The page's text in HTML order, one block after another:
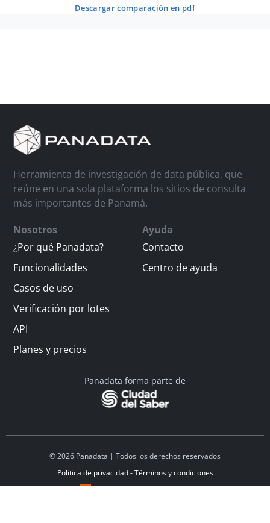
descargar comparación en pdf
Herramienta de investigación de data pública, que
reúne en una sola plataforma los sitios de consulta
más importantes de Panamá.
Nosotros
¿Por qué Panadata?
Funcionalidades
Casos de uso
Verificación por lotes
API
Planes y precios
Ayuda
Contacto
Centro de ayuda
Panadata forma parte de
© 2026 Panadata | Todos los derechos reservados
Política de privacidad - Términos y condiciones